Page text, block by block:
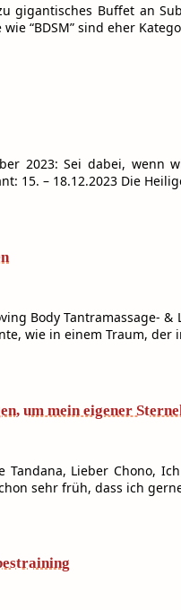
gigantisches Buffet an
“BDSM” sind eher
2023: Sei dabei,
15. – 18.12.2023 Die
Body Tantramassage-
wie in einem Traum, der
um mein eigener
Tandana, Lieber Chono,
sehr früh, dass ich